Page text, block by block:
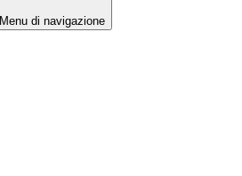
Menu di navigazione